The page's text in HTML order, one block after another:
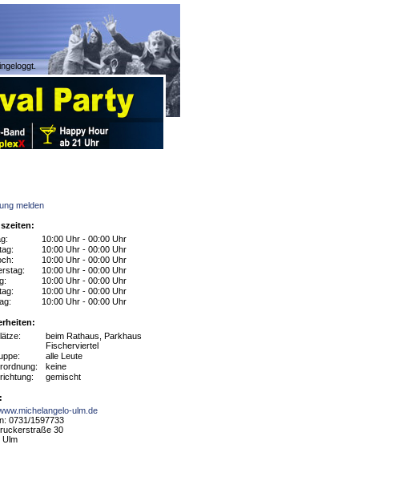
melden
10:00 Uhr - 00:00 Uhr
10:00 Uhr - 00:00 Uhr
10:00 Uhr - 00:00 Uhr
10:00 Uhr - 00:00 Uhr
10:00 Uhr - 00:00 Uhr
10:00 Uhr - 00:00 Uhr
10:00 Uhr - 00:00 Uhr
beim Rathaus, Parkhaus
Fischerviertel
alle Leute
keine
gemischt
ulm.de
0731/1597733
30
Ulm